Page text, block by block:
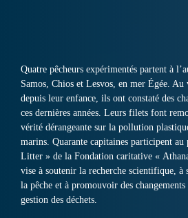
Quatre pêcheurs expérimentés partent à
Samos, Chios et Lesvos, en mer Égée.
depuis leur enfance, ils ont constaté des
ces dernières années. Leurs filets font
vérité dérangeante sur la pollution
marins. Quarante capitaines participent
Litter » de la Fondation caritative «
vise à soutenir la recherche scientifique, à
la pêche et à promouvoir des changements
gestion des déchets.